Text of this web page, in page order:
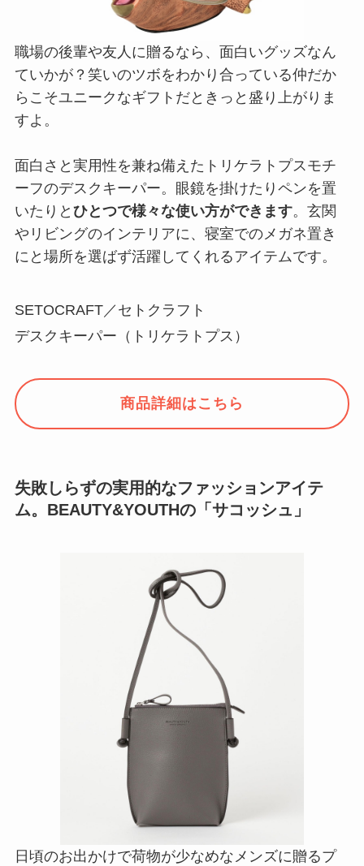
職場の後輩や友人に贈るなら、面白いグッズなん
ていかが？笑いのツボをわかり合っている仲だか
らこそユニークなギフトだときっと盛り上がりま
すよ。
面白さと実用性を兼ね備えたトリケラトプスモチ
ーフのデスクキーパー。眼鏡を掛けたりペンを置
いたりと ひとつで様々な使い方ができます。玄関
やリビングのインテリアに、寝室でのメガネ置き
にと場所を選ばず活躍してくれるアイテムです。
SETOCRAFT／セトクラフト
デスクキーパー（トリケラトプス）
商品詳細はこちら
失敗しらずの実用的なファッションアイテ
ム。BEAUTY&YOUTHの「サコッシュ」
日頃のお出かけで荷物が少なめなメンズに贈るプ